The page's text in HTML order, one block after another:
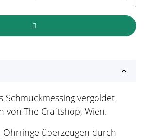
Schmuckmessing vergoldet
von The Craftshop, Wien.
Ohrringe überzeugen durch